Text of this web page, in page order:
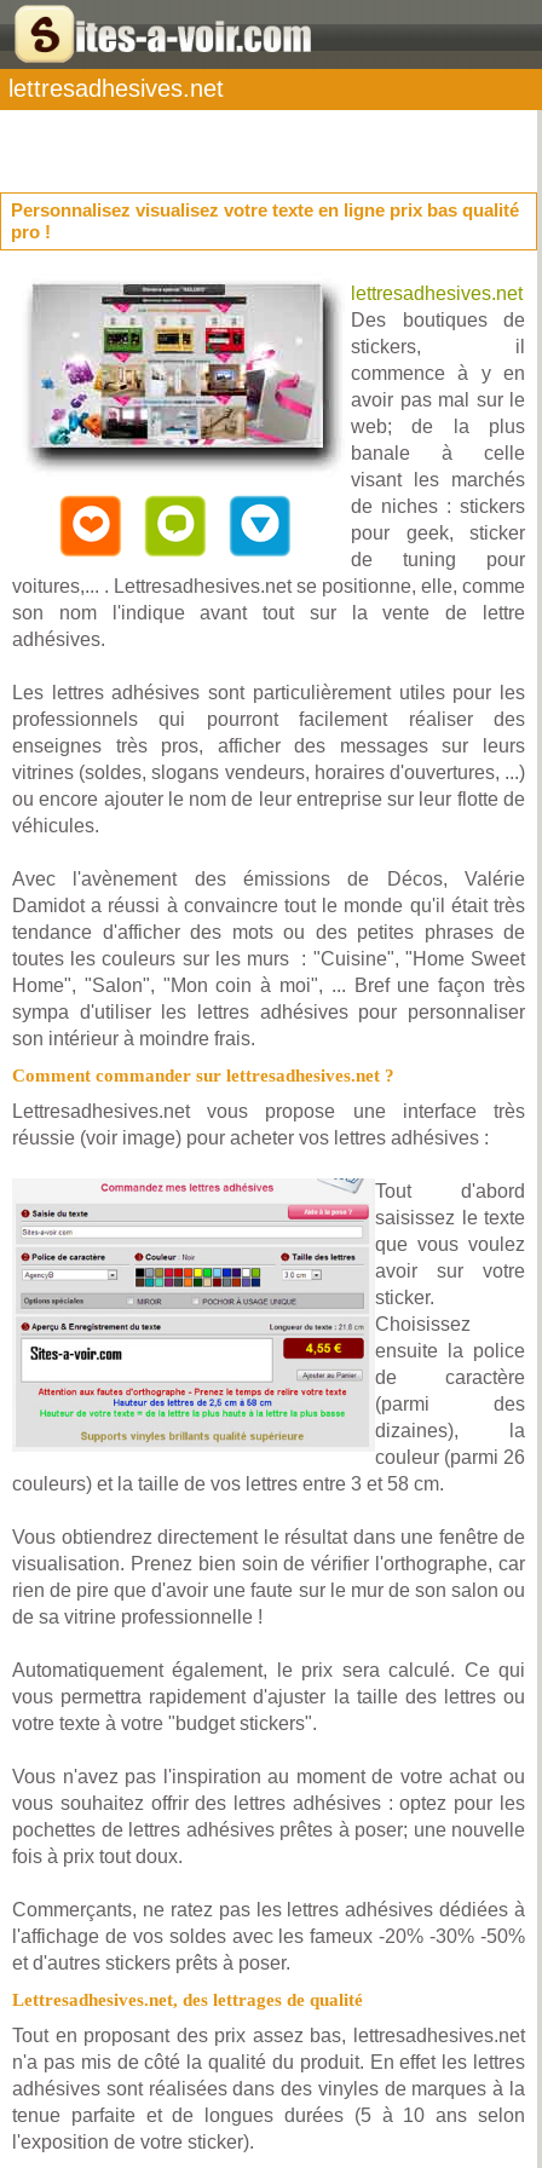
lettresadhesives.net
Personnalisez visualisez votre texte en ligne prix bas qualité
pro !
lettresadhesives.net
Des boutiques de
stickers, il
commence à y en
avoir pas mal sur le
web; de la plus
banale à celle
visant les marchés
de niches : stickers
pour geek, sticker
de tuning pour
voitures,... . Lettresadhesives.net se positionne, elle, comme
son nom l'indique avant tout sur la vente de lettre
adhésives.
Les lettres adhésives sont particulièrement utiles pour les
professionnels qui pourront facilement réaliser des
enseignes très pros, afficher des messages sur leurs
vitrines (soldes, slogans vendeurs, horaires d'ouvertures, ...)
ou encore ajouter le nom de leur entreprise sur leur flotte de
véhicules.
Avec l'avènement des émissions de Décos, Valérie
Damidot a réussi à convaincre tout le monde qu'il était très
tendance d'afficher des mots ou des petites phrases de
toutes les couleurs sur les murs : "Cuisine", "Home Sweet
Home", "Salon", "Mon coin à moi", ... Bref une façon très
sympa d'utiliser les lettres adhésives pour personnaliser
son intérieur à moindre frais.
Comment commander sur lettresadhesives.net ?
Lettresadhesives.net vous propose une interface très
réussie (voir image) pour acheter vos lettres adhésives :
Tout d'abord
saisissez le texte
que vous voulez
avoir sur votre
sticker.
Choisissez
ensuite la police
de caractère
(parmi des
dizaines), la
couleur (parmi 26
couleurs) et la taille de vos lettres entre 3 et 58 cm.
Vous obtiendrez directement le résultat dans une fenêtre de
visualisation. Prenez bien soin de vérifier l'orthographe, car
rien de pire que d'avoir une faute sur le mur de son salon ou
de sa vitrine professionnelle !
Automatiquement également, le prix sera calculé. Ce qui
vous permettra rapidement d'ajuster la taille des lettres ou
votre texte à votre "budget stickers".
Vous n'avez pas l'inspiration au moment de votre achat ou
vous souhaitez offrir des lettres adhésives : optez pour les
pochettes de lettres adhésives prêtes à poser; une nouvelle
fois à prix tout doux.
Commerçants, ne ratez pas les lettres adhésives dédiées à
l'affichage de vos soldes avec les fameux -20% -30% -50%
et d'autres stickers prêts à poser.
Lettresadhesives.net, des lettrages de qualité
Tout en proposant des prix assez bas, lettresadhesives.net
n'a pas mis de côté la qualité du produit. En effet les lettres
adhésives sont réalisées dans des vinyles de marques à la
tenue parfaite et de longues durées (5 à 10 ans selon
l'exposition de votre sticker).